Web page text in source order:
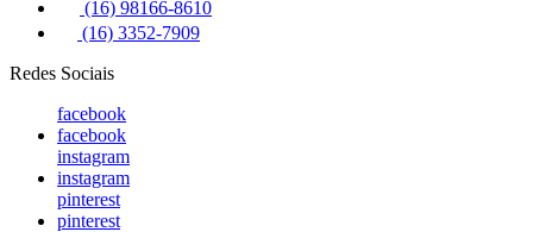
(16) 98166-8610
(16) 3352-7909
Redes Sociais
facebook
facebook
instagram
instagram
pinterest
pinterest